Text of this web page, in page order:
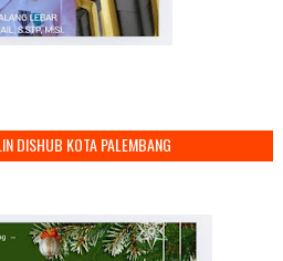
DISHUB KOTA PALEMBANG